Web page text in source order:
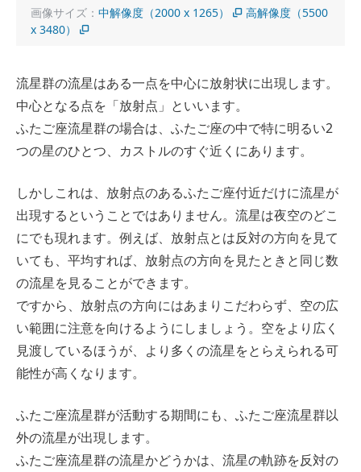
画像サイズ： 中解像度（2000 x 1265）
高解像度（5500
x 3480）
流星群の流星はある一点を中心に放射状に出現します。
中心となる点を「放射点」といいます。
ふたご座流星群の場合は、ふたご座の中で特に明るい2
つの星のひとつ、カストルのすぐ近くにあります。
しかしこれは、放射点のあるふたご座付近だけに流星が
出現するということではありません。流星は夜空のどこ
にでも現れます。例えば、放射点とは反対の方向を見て
いても、平均すれば、放射点の方向を見たときと同じ数
の流星を見ることができます。
ですから、放射点の方向にはあまりこだわらず、空の広
い範囲に注意を向けるようにしましょう。空をより広く
見渡しているほうが、より多くの流星をとらえられる可
能性が高くなります。
ふたご座流星群が活動する期間にも、ふたご座流星群以
外の流星が出現します。
ふたご座流星群の流星かどうかは、流星の軌跡を反対の